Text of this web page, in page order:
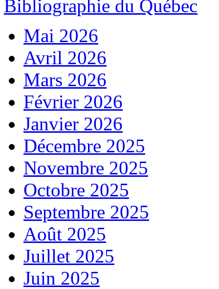
Bibliographie du Québec
Mai 2026
Avril 2026
Mars 2026
Février 2026
Janvier 2026
Décembre 2025
Novembre 2025
Octobre 2025
Septembre 2025
Août 2025
Juillet 2025
Juin 2025